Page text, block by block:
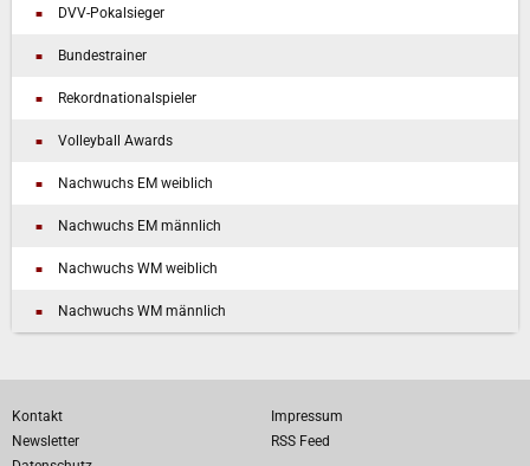
DVV-Pokalsieger
Bundestrainer
Rekordnationalspieler
Volleyball Awards
Nachwuchs EM weiblich
Nachwuchs EM männlich
Nachwuchs WM weiblich
Nachwuchs WM männlich
Kontakt
Impressum
Newsletter
RSS Feed